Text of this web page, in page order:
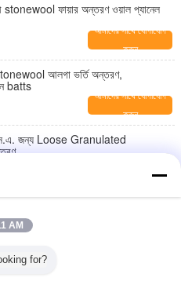
stonewool ফায়ার অন্তরণ ওয়াল প্যানেল
আমাদের সাথে যোগাযোগ
করুন
আলগা ভর্তি অন্তরণ,
batts
আমাদের সাথে যোগাযোগ
করুন
জন্য Loose Granulated
সাউন্ডপোফিং, লৌহ খনির খনিজ
AM
for?